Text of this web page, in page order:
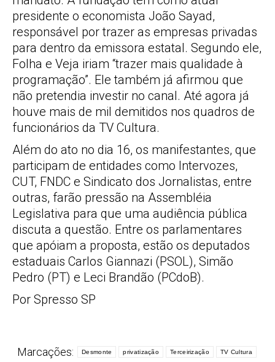
presidente o economista João Sayad,
responsável por trazer as empresas privadas
para dentro da emissora estatal. Segundo ele,
Folha e Veja iriam “trazer mais qualidade à
programação”. Ele também já afirmou que
não pretendia investir no canal. Até agora já
houve mais de mil demitidos nos quadros de
funcionários da TV Cultura.
Além do ato no dia 16, os manifestantes, que
participam de entidades como Intervozes,
CUT, FNDC e Sindicato dos Jornalistas, entre
outras, farão pressão na Assembléia
Legislativa para que uma audiência pública
discuta a questão. Entre os parlamentares
que apóiam a proposta, estão os deputados
estaduais Carlos Giannazi (PSOL), Simão
Pedro (PT) e Leci Brandão (PCdoB).
Por Spresso SP
Marcações: Desmonte privatização Terceirização TV Cultura